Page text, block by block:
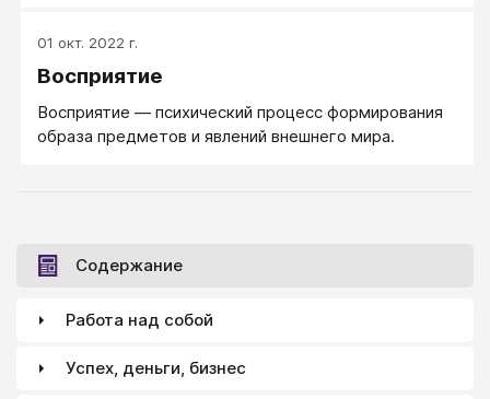
какое-нибудь изменение в окружение ребенка и
наблюдать за его реакцией. Можно, например,
затем проверить, изменился ли сердечный ритм,
поворачивает ли ребенок голову или начинает
01 окт. 2022 г.
Восприятие
Восприятие — психический процесс формирования
образа предметов и явлений внешнего мира.
Содержание
Работа над собой
Успех, деньги, бизнес